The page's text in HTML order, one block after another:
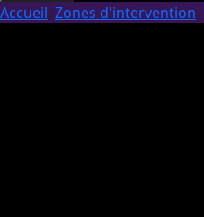
Accueil Zones d'intervention